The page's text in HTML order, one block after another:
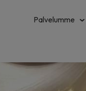
Palvelumme